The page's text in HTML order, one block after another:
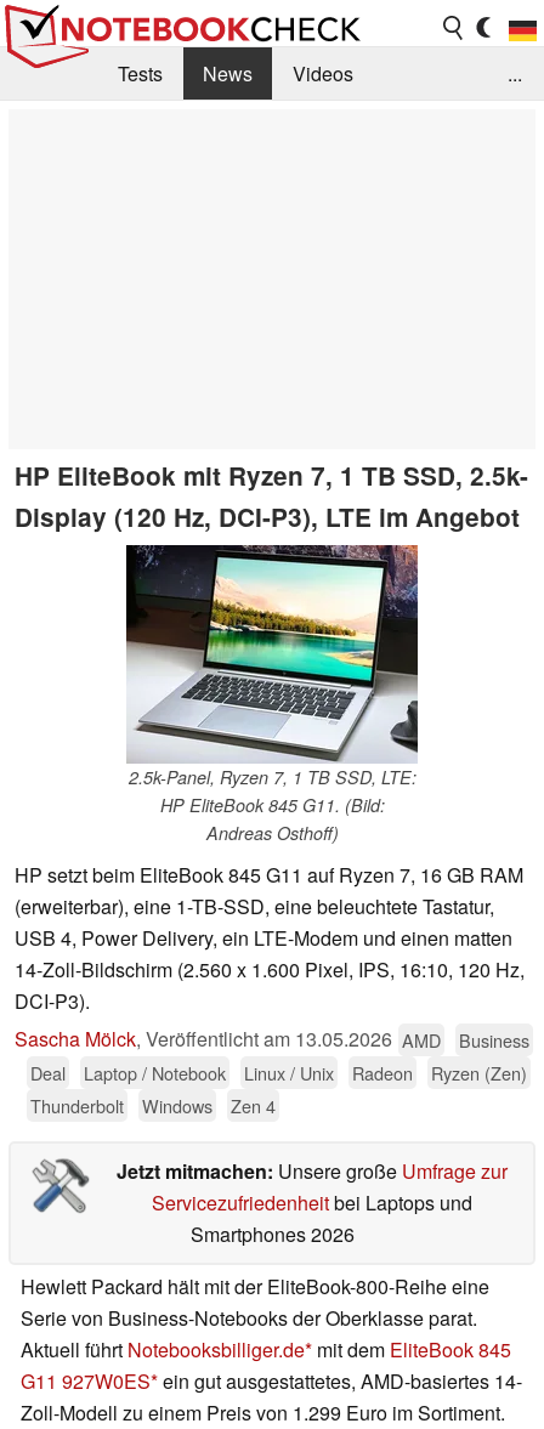
Tests News
Videos
...
HP EliteBook mit Ryzen 7, 1 TB SSD, 2.5k-
Display (120 Hz, DCI-P3), LTE im Angebot
2.5k-Panel, Ryzen 7, 1 TB SSD, LTE:
HP EliteBook 845 G11. (Bild:
Andreas Osthoff)
HP setzt beim EliteBook 845 G11 auf Ryzen 7, 16 GB RAM
(erweiterbar), eine 1-TB-SSD, eine beleuchtete Tastatur,
USB 4, Power Delivery, ein LTE-Modem und einen matten
14-Zoll-Bildschirm (2.560 x 1.600 Pixel, IPS, 16:10, 120 Hz,
DCI-P3).
Sascha Mölck, Veröffentlicht am 13.05.2026 AMD
Business
Deal
Laptop / Notebook Linux / Unix Radeon
Ryzen (Zen)
Thunderbolt
Windows Zen 4
Jetzt mitmachen: Unsere große Umfrage zur
Servicezufriedenheitbei Laptops und
Smartphones 2026
Hewlett Packard hält mit der EliteBook-800-Reihe eine
Serie von Business-Notebooks der Oberklasse parat.
Aktuell führt Notebooksbilliger.de mit dem EliteBook 845
G11 927W0ES ein gut ausgestattetes, AMD-basiertes 14-
Zoll-Modell zu einem Preis von 1.299 Euro im Sortiment.